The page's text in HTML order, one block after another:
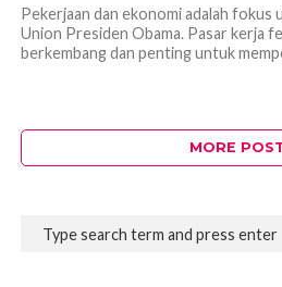
Pekerjaan dan ekonomi adalah
Union Presiden Obama. Pasar kerja
berkembang dan penting untuk
MORE